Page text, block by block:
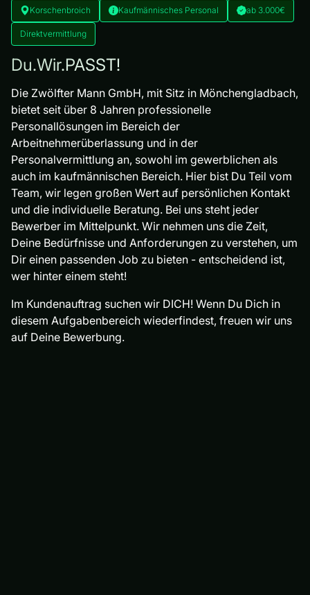
Korschenbroich Kaufmännisches Personal ab 3.000€
Direktvermittlung
Du.Wir.PASST!
Die Zwölfter Mann GmbH, mit Sitz in Mönchengladbach,
bietet seit über 8 Jahren professionelle
Personallösungen im Bereich der
Arbeitnehmerüberlassung und in der
Personalvermittlung an, sowohl im gewerblichen als
auch im kaufmännischen Bereich. Hier bist Du Teil vom
Team, wir legen großen Wert auf persönlichen Kontakt
und die individuelle Beratung. Bei uns steht jeder
Bewerber im Mittelpunkt. Wir nehmen uns die Zeit,
Deine Bedürfnisse und Anforderungen zu verstehen, um
Dir einen passenden Job zu bieten - entscheidend ist,
wer hinter einem steht!
Im Kundenauftrag suchen wir DICH! Wenn Du Dich in
diesem Aufgabenbereich wiederfindest, freuen wir uns
auf Deine Bewerbung.